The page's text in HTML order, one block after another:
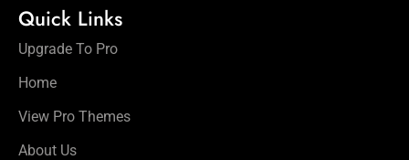
Quick Links
Upgrade To Pro
Home
View Pro Themes
About Us